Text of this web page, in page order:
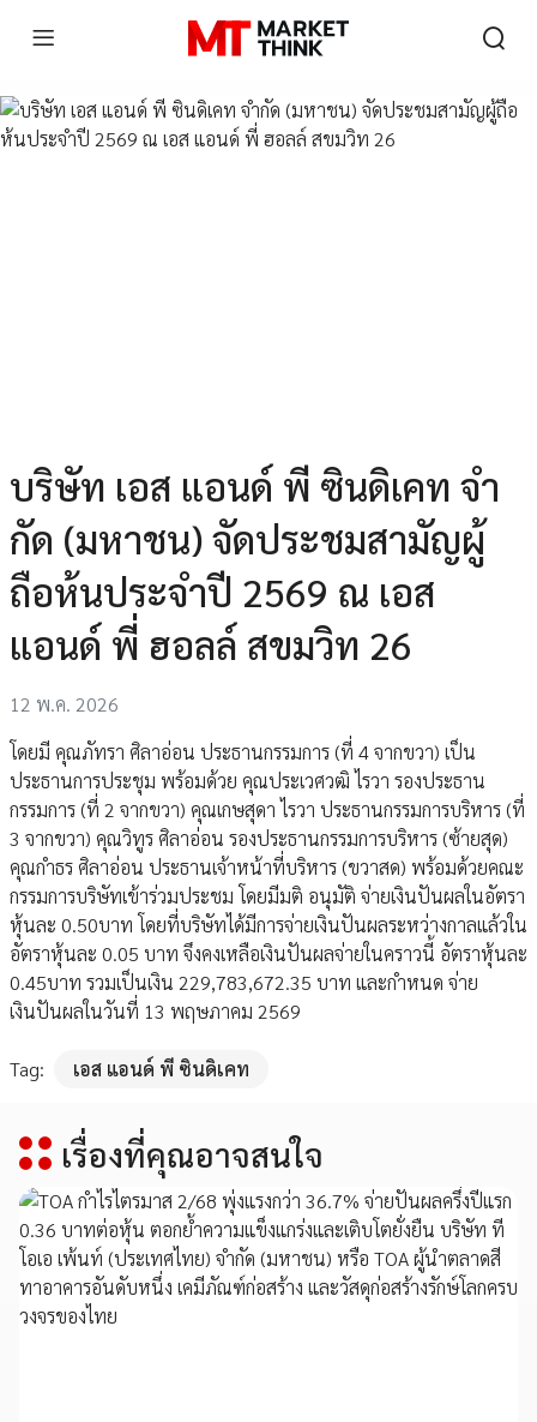
บริษัท เอส แอนด์ พี ซินดิเคท จํา
กัด (มหาชน) จัดประชมสามัญผู้
ถือห้นประจําปี 2569 ณ เอส
แอนด์ พี่ ฮอลล์ สขมวิท 26
12 พ.ค. 2026
โดยมี คุณภัทรา ศิลาอ่อน ประธานกรรมการ (ที่ 4 จากขวา) เป็น
ประธานการประชุม พร้อมด้วย คุณประเวศวฒิ ไรวา รองประธาน
กรรมการ (ที่ 2 จากขวา) คุณเกษสุดา ไรวา ประธานกรรมการบริหาร (ที่
3 จากขวา) คุณวิทูร ศิลาอ่อน รองประธานกรรมการบริหาร (ซ้ายสุด)
คุณกําธร ศิลาอ่อน ประธานเจ้าหน้าที่บริหาร (ขวาสด) พร้อมด้วยคณะ
กรรมการบริษัทเข้าร่วมประชม โดยมีมติ อนุมัติ จ่ายเงินปันผลในอัตรา
หุ้นละ 0.50บาท โดยที่บริษัทได้มีการจ่ายเงินปันผลระหว่างกาลแล้วใน
อัตราหุ้นละ 0.05 บาท จึงคงเหลือเงินปันผลจ่ายในคราวนี้ อัตราหุ้นละ
0.45บาท รวมเป็นเงิน 229,783,672.35 บาท และกําหนด จ่าย
เงินปันผลในวันที่ 13 พฤษภาคม 2569
Tag: เอส แอนด์ พี ซินดิเคท
เรื่องที่คุณอาจสนใจ